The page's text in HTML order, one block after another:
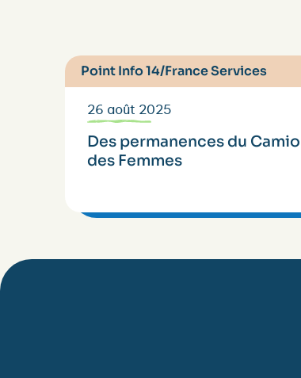
Point Info 14/France Services
26 août 2025
Des permanences du
des Femmes